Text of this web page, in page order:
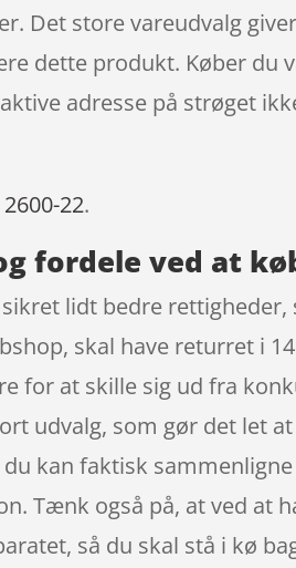
Det store vareudvalg
dette produkt. Køber du
adresse på strøget
22.
fordele ved at
lidt bedre rettigheder,
skal have returret i
for at skille sig ud fra
udvalg, som gør det let
kan faktisk
Tænk også på, at ved at
så du skal stå i kø